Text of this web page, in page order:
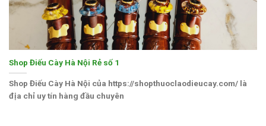
Shop Điếu Cày Hà Nội Rẻ số 1
Shop Điếu Cày Hà Nội của https://shopthuoclaodieucay.com/ là
địa chỉ uy tín hàng đầu chuyên